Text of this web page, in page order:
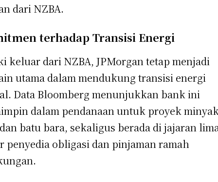
dari NZBA.
terhadap Transisi Energi
keluar dari NZBA, JPMorgan tetap menjadi
utama dalam mendukung transisi energi
Data Bloomberg menunjukkan bank ini
dalam pendanaan untuk proyek
batu bara, sekaligus berada di jajaran
penyedia obligasi dan pinjaman ramah